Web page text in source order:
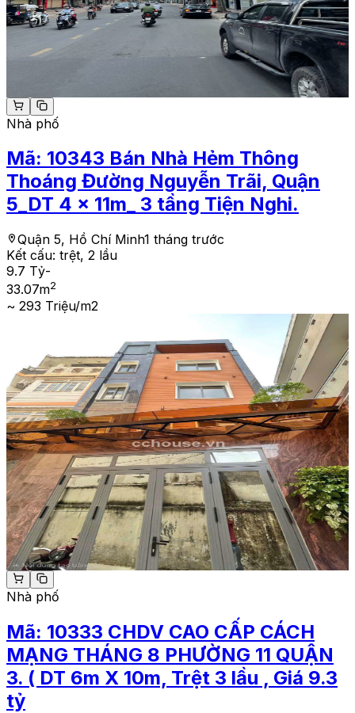
Nhà phố
Mã: 10343 Bán Nhà Hẻm Thông
Thoáng Đường Nguyễn Trãi, Quận
5_DT 4 x 11m_ 3 tầng Tiện Nghi.
Quận 5, Hồ Chí Minh1 tháng trước
Kết cấu: trệt, 2 lầu
9.7 Tỷ-
33.07m2
~ 293 Triệu/m2
Nhà phố
Mã: 10333 CHDV CAO CẤP CÁCH
MẠNG THÁNG 8 PHƯỜNG 11 QUẬN
3. ( DT 6m X 10m, Trệt 3 lầu , Giá 9.3
tỷ